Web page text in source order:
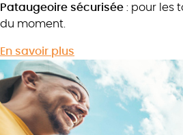
Pataugeoire sécurisée : pour les
du moment.
En savoir plus